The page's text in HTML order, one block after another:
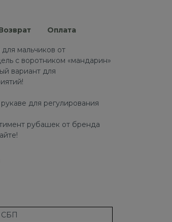
Оплата
мальчиков от
с воротником «мандарин»
вариант для
для регулирования
рубашек от бренда
СБП